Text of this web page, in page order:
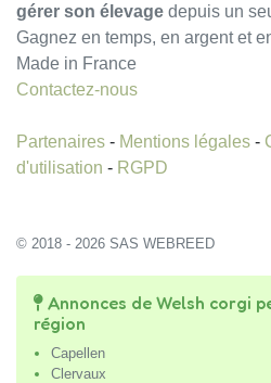
gérer son élevage depuis un
Gagnez en temps, en argent et
Made in France
Contactez-nous
Partenaires - Mentions légales -
d'utilisation - RGPD
© 2018 - 2026 SAS WEBREED
Annonces de Welsh corgi
région
Capellen
Clervaux